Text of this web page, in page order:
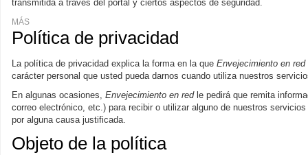
transmitida a través del portal y ciertos aspectos de seguridad.
MÁS
Política de privacidad
La política de privacidad explica la forma en la que Envejecimiento en red
carácter personal que usted pueda darnos cuando utiliza nuestros
En algunas ocasiones, Envejecimiento en redle pedirá que remita
correo electrónico, etc.) para recibir o utilizar alguno de nuestros
por alguna causa justificada.
Objeto de la política